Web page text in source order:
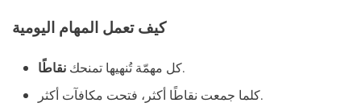
كيف تعمل المهام اليومية
كل مهمّة تُنهيها تمنحك نقاطًا
.
كلما جمعت نقاطًا أكثر، فتحت مكافآت أكثر.